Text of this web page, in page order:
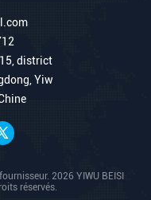
district
Yiw
2026 YIWU BEISI
réservés.